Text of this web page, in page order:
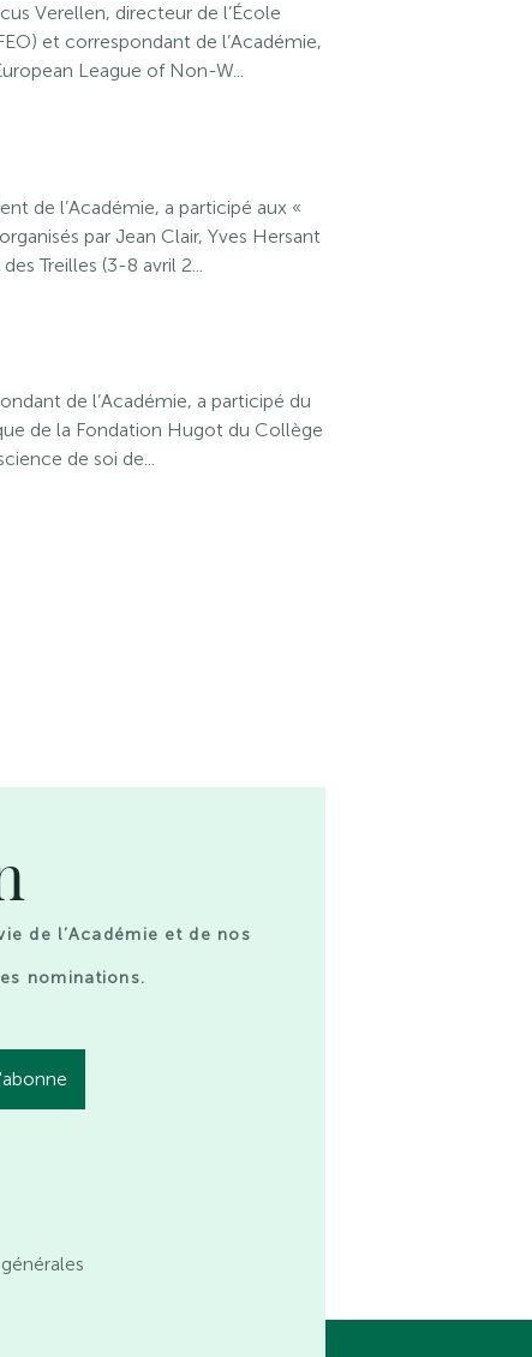
Verellen, directeur de l’École
et correspondant de l’Académie,
League of Non-W...
de l’Académie, a participé aux «
par Jean Clair, Yves Hersant
Treilles (3-8 avril 2...
de l’Académie, a participé du
de la Fondation Hugot du Collège
de soi de...
de l’Académie et de nos
nominations.